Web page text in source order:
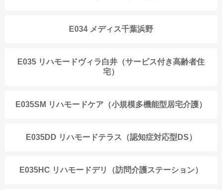
E034 メディス千葉浜野
E035 リハモードヴィラ白井（サービス付き高齢者住
宅）
E035SM リハモードケア（小規模多機能型居宅介護）
E035DD リハモードテラス（認知症対応型DS）
E035HC リハモードデリ（訪問介護ステーション）